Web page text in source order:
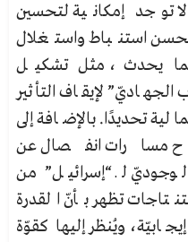
توجد إمكانية لتحسين
استنباط واستغلال
مما يحدث، مثل تشكيل
لإيقاف التأثير
تحديدًا. بالإضافة إلى
مسارات انفصال عن
لـ “إسرائيل” من
تظهر بأنّ القدرة
ويُنظر إليها كقوّة